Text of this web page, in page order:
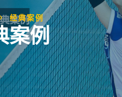
经典案例
案例